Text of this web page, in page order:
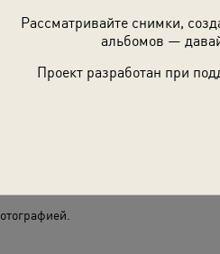
Рассматривайте снимки,
альбомов —
Проект разработан при